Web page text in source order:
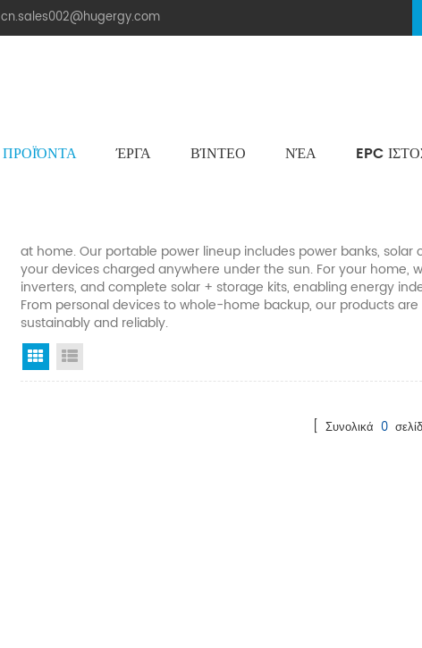
cn.sales002@hugergy.com
ΠΡΟΪΌΝΤΑ ΈΡΓΑ ΒΊΝΤΕΟ ΝΈΑ EPC
at home. Our portable power lineup includes power banks,
your devices charged anywhere under the sun. For your
inverters, and complete solar + storage kits, enabling energy
From personal devices to whole-home backup, our products
sustainably and reliably.
Προβολή πλέγματος
[ Συνολικά 0